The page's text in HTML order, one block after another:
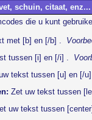
schuin, citaat, enz...
die u kunt
met [b] en [/b] .
tussen [i] en [/i] .
tekst tussen [u] en [/
Zet uw tekst tussen
uw tekst tussen